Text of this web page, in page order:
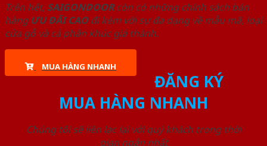
Trên hết, SAIGONDOORcòn có những chính sách bán
hàng ƯU ĐÃI CAOđi kèm với sự đa dạng về mẫu mã, loại
cửa gỗ và cả phân khúc giá thành.
MUA HÀNG NHANH
ĐĂNG KÝ
MUA HÀNG NHANH
Chúng tôi sẽ liên lạc lại với quý khách trong thời
gian ngắn nhất